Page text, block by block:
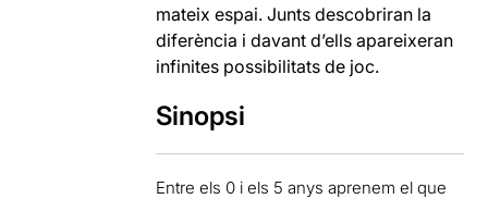
mateix espai. Junts descobriran la
diferència i davant d’ells apareixeran
infinites possibilitats de joc.
Sinopsi
Entre els 0 i els 5 anys aprenem el que